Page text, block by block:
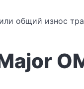
общий износ